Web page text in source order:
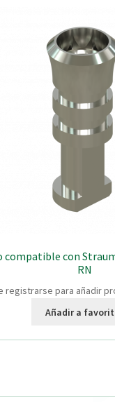
compatible con
RN
registrarse para añadir
Añadir a